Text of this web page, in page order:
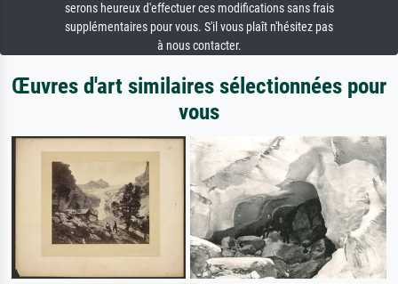
serons heureux d'effectuer ces modifications sans frais
supplémentaires pour vous. S'il vous plaît n'hésitez pas
à nous contacter.
Œuvres d'art similaires sélectionnées pour
vous